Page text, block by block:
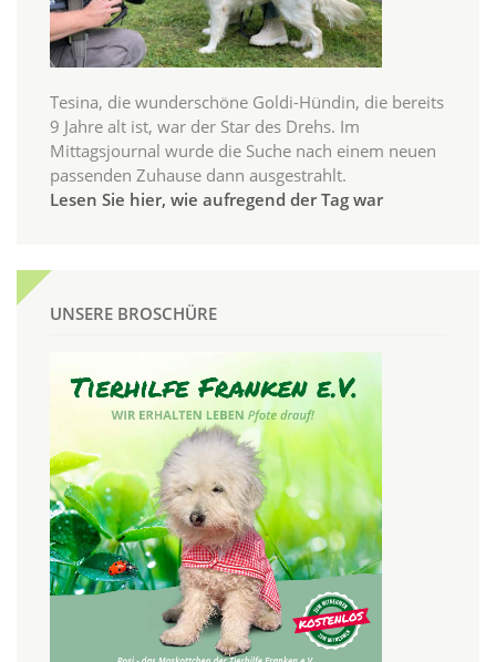
Tesina, die wunderschöne Goldi-Hündin, die bereits
9 Jahre alt ist, war der Star des Drehs. Im
Mittagsjournal wurde die Suche nach einem neuen
passenden Zuhause dann ausgestrahlt.
Lesen Sie hier, wie aufregend der Tag war
UNSERE BROSCHÜRE